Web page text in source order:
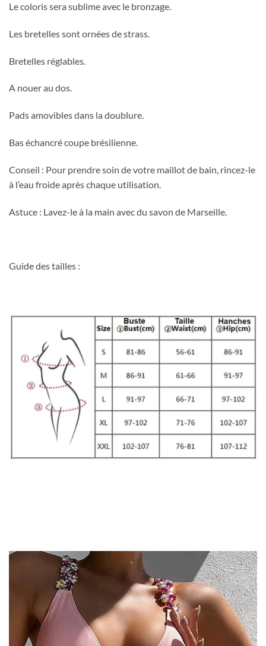
Le coloris sera sublime avec le bronzage.
Les bretelles sont ornées de strass.
Bretelles réglables.
A nouer au dos.
Pads amovibles dans la doublure.
Bas échancré coupe brésilienne.
Conseil : Pour prendre soin de votre maillot de bain, rincez-le
à l’eau froide après chaque utilisation.
Astuce : Lavez-le à la main avec du savon de Marseille.
Guide des tailles :